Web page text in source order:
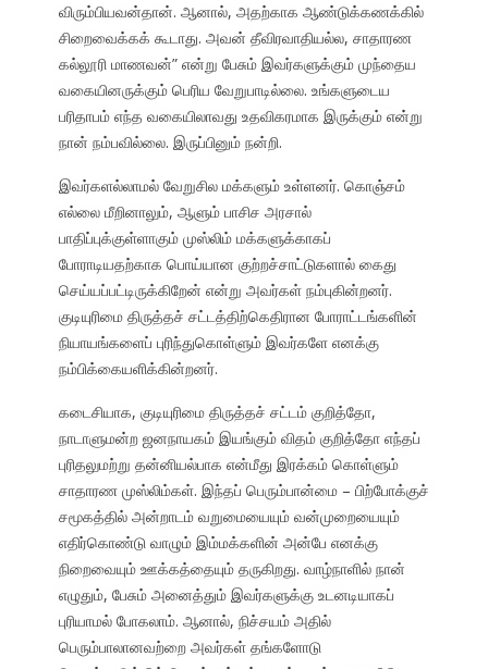
விரும்பியவன்தான். ஆனால், அதற்காக ஆண்டுக்கணக்கில்
சிறைவைக்கக் கூடாது. அவன் தீவிரவாதியல்ல, சாதாரண
கல்லூரி மாணவன்” என்று பேசும் இவர்களுக்கும் முந்தைய
வகையினருக்கும் பெரிய வேறுபாடில்லை. உங்களுடைய
பரிதாபம் எந்த வகையிலாவது உதவிகரமாக இருக்கும் என்று
நான் நம்பவில்லை. இருப்பினும் நன்றி.
இவர்களல்லாமல் வேறுசில மக்களும் உள்ளனர். கொஞ்சம்
எல்லை மீறினாலும், ஆளும் பாசிச அரசால்
பாதிப்புக்குள்ளாகும் முஸ்லிம் மக்களுக்காகப்
போராடியதற்காக பொய்யான குற்றச்சாட்டுகளால் கைது
செய்யப்பட்டிருக்கிறேன் என்று அவர்கள் நம்புகின்றனர்.
குடியுரிமை திருத்தச் சட்டத்திற்கெதிரான போராட்டங்களின்
நியாயங்களைப் புரிந்துகொள்ளும் இவர்களே எனக்கு
நம்பிக்கையளிக்கின்றனர்.
கடைசியாக, குடியுரிமை திருத்தச் சட்டம் குறித்தோ,
நாடாளுமன்ற ஜனநாயகம் இயங்கும் விதம் குறித்தோ எந்தப்
புரிதலுமற்று தன்னியல்பாக என்மீது இரக்கம் கொள்ளும்
சாதாரண முஸ்லிம்கள். இந்தப் பெரும்பான்மை – பிற்போக்குச்
சமூகத்தில் அன்றாடம் வறுமையையும் வன்முறையையும்
எதிர்கொண்டு வாழும் இம்மக்களின் அன்பே எனக்கு
நிறைவையும் ஊக்கத்தையும் தருகிறது. வாழ்நாளில் நான்
எழுதும், பேசும் அனைத்தும் இவர்களுக்கு உடனடியாகப்
புரியாமல் போகலாம். ஆனால், நிச்சயம் அதில்
பெரும்பாலானவற்றை அவர்கள் தங்களோடு